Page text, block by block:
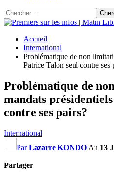
Accueil
International
Problématique de non
Patrice Talon seul contre ses
Problématique de
mandats
contre ses pairs?
International
ParLazarre KONDO Au 13
Partager